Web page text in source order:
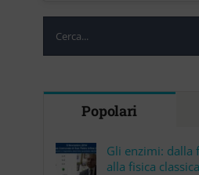
Popolari
Gli enzimi: dalla
alla fisica classica